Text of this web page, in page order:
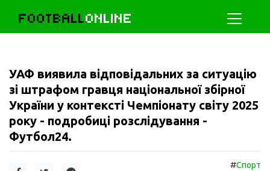
FOOTBALLONLINE
УАФ виявила відповідальних за ситуацію
зі штрафом гравця національної збірної
України у контексті Чемпіонату світу 2025
року - подробиці розслідування -
Футбол24.
#Спорт